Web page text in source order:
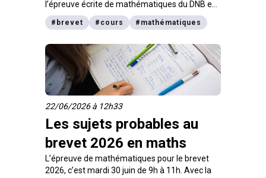
l’épreuve écrite de mathématiques du DNB est
légèrement revue dans son contenu avec une
partie sur les automatismes. Explications et
jour de l’épreuve du brevet.
# brevet # cours # mathématiques
22/06/2026 à 12h33
Les sujets probables au
brevet 2026 en maths
L’épreuve de mathématiques pour le brevet
2026, c’est mardi 30 juin de 9h à 11h. Avec la